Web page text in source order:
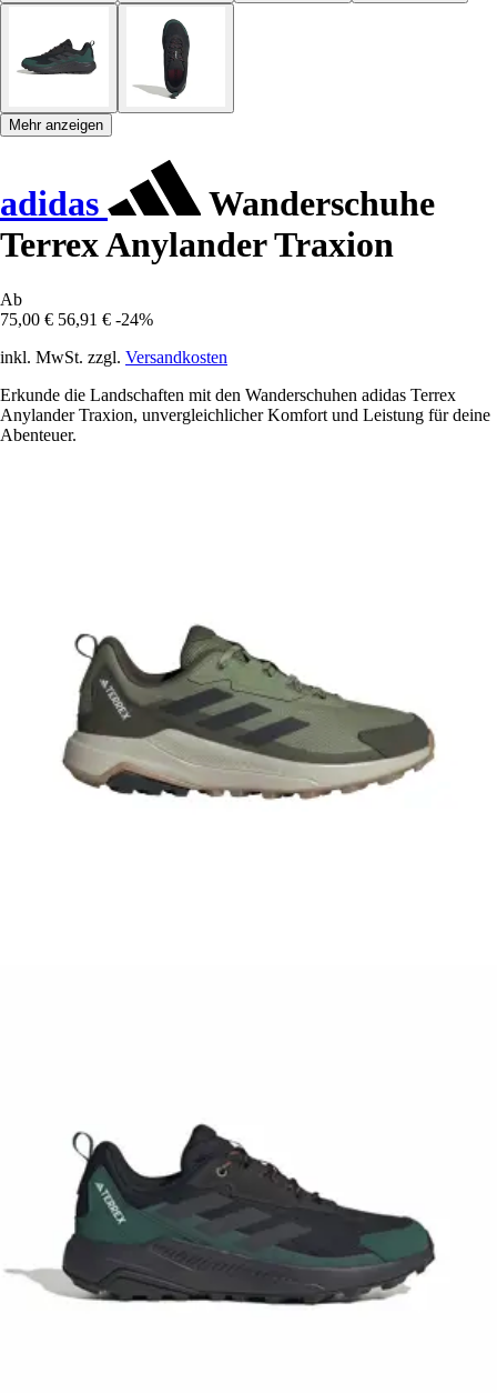
Mehr anzeigen
adidas
Wanderschuhe
Terrex Anylander Traxion
Ab
75,00 € 56,91 € -24%
inkl. MwSt. zzgl. Versandkosten
Erkunde die Landschaften mit den Wanderschuhen adidas Terrex
Anylander Traxion, unvergleichlicher Komfort und Leistung für deine
Abenteuer.